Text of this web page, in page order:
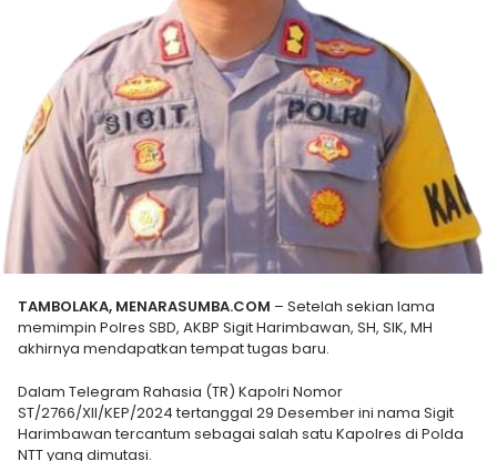
TAMBOLAKA, MENARASUMBA.COM – Setelah sekian lama
memimpin Polres SBD, AKBP Sigit Harimbawan, SH, SIK, MH
akhirnya mendapatkan tempat tugas baru.
Dalam Telegram Rahasia (TR) Kapolri Nomor
ST/2766/XII/KEP/2024 tertanggal 29 Desember ini nama Sigit
Harimbawan tercantum sebagai salah satu Kapolres di Polda
NTT yang dimutasi.